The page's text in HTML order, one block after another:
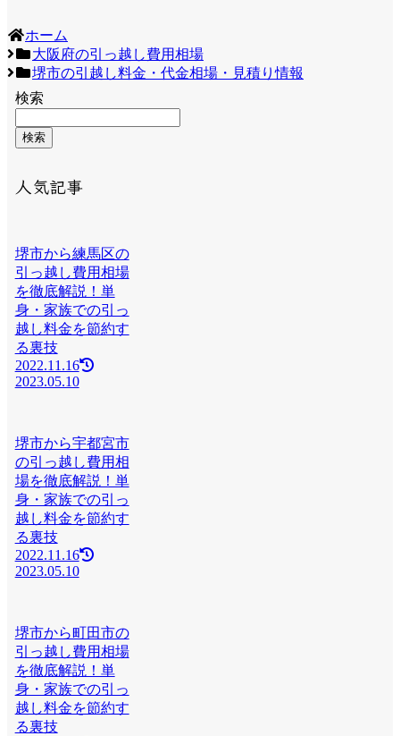
ホーム
大阪府の引っ越し費用相場
堺市の引越し料金・代金相場・見積り情報
検索
検索
人気記事
堺市から練馬区の
引っ越し費用相場
を徹底解説！単
身・家族での引っ
越し料金を節約す
る裏技
2022.11.16
2023.05.10
堺市から宇都宮市
の引っ越し費用相
場を徹底解説！単
身・家族での引っ
越し料金を節約す
る裏技
2022.11.16
2023.05.10
堺市から町田市の
引っ越し費用相場
を徹底解説！単
身・家族での引っ
越し料金を節約す
る裏技